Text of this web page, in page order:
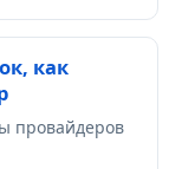
как
провайдеров